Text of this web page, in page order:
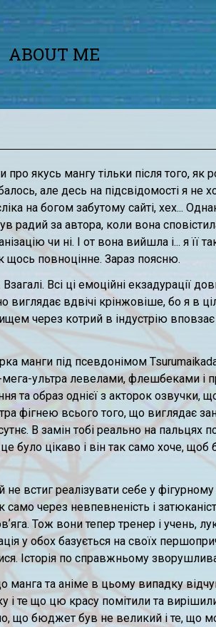
ABOUT ME
якусь мангу тільки після того, як
але десь на підсвідомості я не
на богом забутому сайті, хех...
радий за автора, коли вона
чи ні. І от вона вийшла і... я
щось повноцінне. Зараз поясню.
Всі ці емоційні екзадурації
вдвічі крінжовіше, бо я в
через котрий в індустрію вповзає
манги під псевдонімом
ультра левелами, флешбеками і
та образ однієї з акторок озвучки,
фігнею всього того, що виглядає
В замін тобі реально на пальцях
це було цікаво і він так само хоче,
не встиг реалізувати себе у
через невпевненість і
Тож вони тепер тренер і учень,
у обох базується на своїх
Історія по справжньому зворушлива
та аніме в цьому випадку
те що цю красу помітили та
що бюджет був не великий і те, що